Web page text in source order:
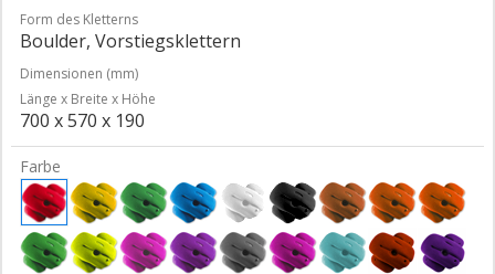
Form des Kletterns
Boulder, Vorstiegsklettern
Dimensionen (mm)
Länge x Breite x Höhe
700 x 570 x 190
Farbe